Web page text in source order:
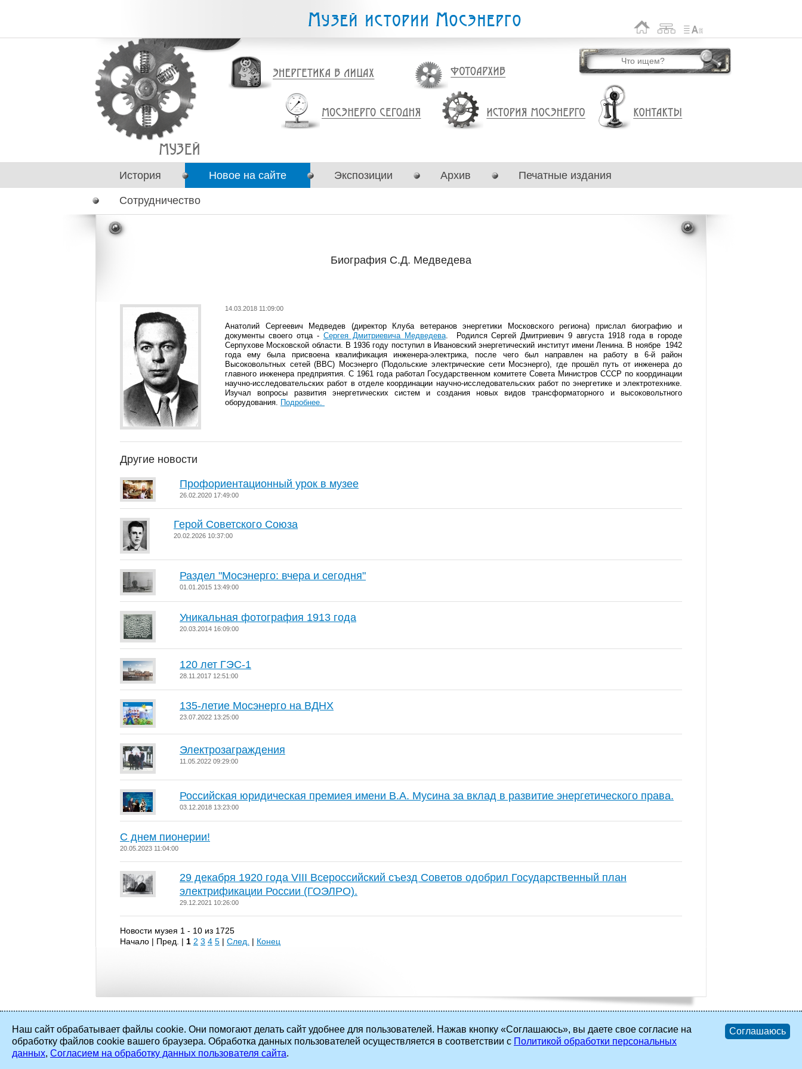
История Новое на сайте Экспозиции Архив Печатные издания
Сотрудничество
Биография С.Д. Медведева
14.03.2018 11:09:00
Анатолий Сергеевич Медведев (директор Клуба ветеранов энергетики Московского региона) прислал биографию и
документы своего отца - Сергея Дмитриевича Медведева. Родился Сергей Дмитриевич 9 августа 1918 года в городе
Серпухове Московской области. В 1936 году поступил в Ивановский энергетический институт имени Ленина. В ноябре 1942
года ему была присвоена квалификация инженера-электрика, после чего был направлен на работу в 6-й район
Высоковольтных сетей (ВВС) Мосэнерго (Подольские электрические сети Мосэнерго), где прошёл путь от инженера до
главного инженера предприятия. С 1961 года работал Государственном комитете Совета Министров СССР по координации
научно-исследовательских работ в отделе координации научно-исследовательских работ по энергетике и электротехнике.
Изучал вопросы развития энергетических систем и создания новых видов трансформаторного и высоковольтного
оборудования. Подробнее.
Другие новости
Профориентационный урок в музее
26.02.2020 17:49:00
Герой Советского Союза
20.02.2026 10:37:00
Раздел "Мосэнерго: вчера и сегодня"
01.01.2015 13:49:00
Уникальная фотография 1913 года
20.03.2014 16:09:00
120 лет ГЭС-1
28.11.2017 12:51:00
135-летие Мосэнерго на ВДНХ
23.07.2022 13:25:00
Электрозаграждения
11.05.2022 09:29:00
Российская юридическая премиея имени В.А. Мусина за вклад в развитие энергетического права.
03.12.2018 13:23:00
С днем пионерии!
20.05.2023 11:04:00
29 декабря 1920 года VIII Всероссийский съезд Советов одобрил Государственный план
электрификации России (ГОЭЛРО).
29.12.2021 10:26:00
Новости музея 1 - 10 из 1725
Начало | Пред. | 1 2 3 4 5 | След. | Конец
2002 - 2026 ©ПАО «Мосэнерго». Все права защищены.
Наш сайт обрабатывает файлы cookie. Они помогают делать сайт удобнее для пользователей. Нажав кнопку «Соглашаюсь», вы даете свое согласие на
обработку файлов cookie вашего браузера. Обработка данных пользователей осуществляется в соответствии с Политикой обработки персональных
данных, Согласием на обработку данных пользователя сайта.
Соглашаюсь